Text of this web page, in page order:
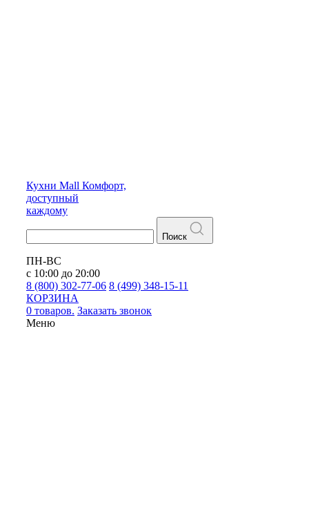
Кухни Mall Комфорт,
доступный
каждому
Поиск
ПН-ВС
с 10:00 до 20:00
8 (800) 302-77-06 8 (499) 348-15-11
КОРЗИНА
0 товаров. Заказать звонок
Меню